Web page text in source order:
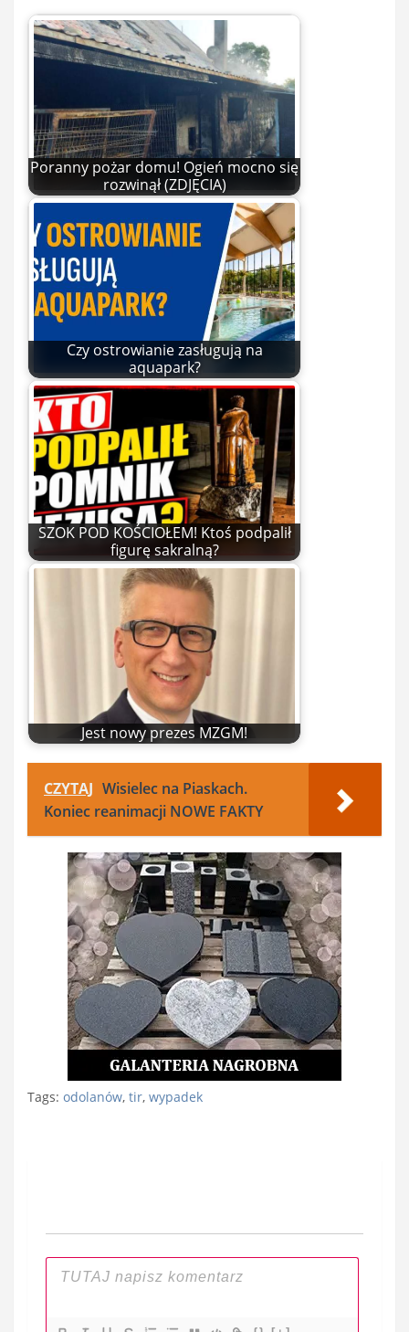
Poranny pożar domu! Ogień mocno się
rozwinął (ZDJĘCIA)
Czy ostrowianie zasługują na
aquapark?
SZOK POD KOŚCIOŁEM! Ktoś podpalił
figurę sakralną?
Jest nowy prezes MZGM!
CZYTAJ Wisielec na Piaskach.
Koniec reanimacji NOWE FAKTY
Tags: odolanów, tir, wypadek